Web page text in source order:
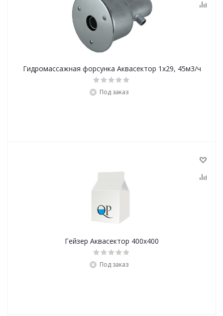
Гидромассажная форсунка Аквасектор 1х29, 45м3/ч
Под заказ
Гейзер Аквасектор 400х400
Под заказ